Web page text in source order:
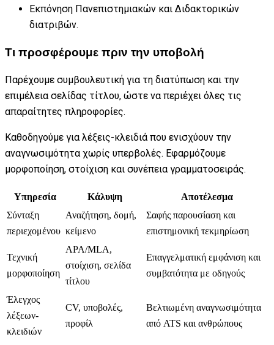
Εκπόνηση Πανεπιστημιακών και Διδακτορικών
διατριβών.
Τι προσφέρουμε πριν την υποβολή
Παρέχουμε συμβουλευτική για τη διατύπωση και την
επιμέλεια σελίδας τίτλου, ώστε να περιέχει όλες τις
απαραίτητες πληροφορίες.
Καθοδηγούμε για λέξεις-κλειδιά που ενισχύουν την
αναγνωσιμότητα χωρίς υπερβολές. Εφαρμόζουμε
μορφοποίηση, στοίχιση και συνέπεια γραμματοσειράς.
Υπηρεσία Κάλυψη
Αποτέλεσμα
Σύνταξη
περιεχομένου
Αναζήτηση, δομή,
κείμενο
Σαφής παρουσίαση και
επιστημονική τεκμηρίωση
Τεχνική
μορφοποίηση
APA/MLA,
στοίχιση, σελίδα
τίτλου
Επαγγελματική εμφάνιση και
συμβατότητα με οδηγούς
Έλεγχος
λέξεων-
κλειδιών
CV, υποβολές,
προφίλ
Βελτιωμένη αναγνωσιμότητα
από ATS και ανθρώπους